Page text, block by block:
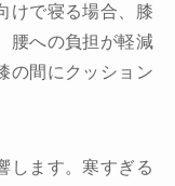
けで寝る場合、膝
腰への負担が軽減
の間にクッション
します。寒すぎる